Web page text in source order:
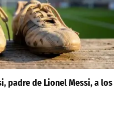
padre de Lionel Messi, a los